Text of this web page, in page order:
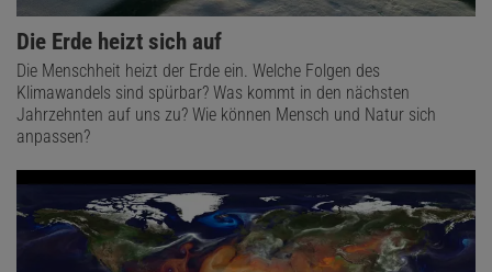
Die Erde heizt sich auf
Die Menschheit heizt der Erde ein. Welche Folgen des
Klimawandels sind spürbar? Was kommt in den nächsten
Jahrzehnten auf uns zu? Wie können Mensch und Natur sich
anpassen?